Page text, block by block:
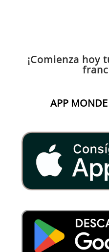
¡Comienza hoy
APP